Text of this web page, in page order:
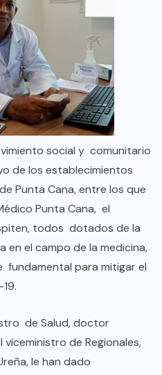
social y comunitario
de los establecimientos
Punta Cana, entre los que
Punta Cana, el
todos dotados de la
en el campo de la medicina,
fundamental para mitigar el
de Salud, doctor
de Regionales,
le han dado